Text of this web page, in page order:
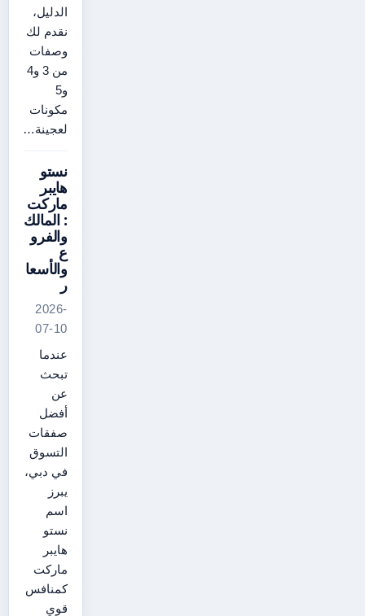
الدليل،
نقدم لك
وصفات
من 3 و4
و5
مكونات
لعجينة…
نستو
هايبر
ماركت
: المالك
والفرو
ع
والأسعا
ر
2026-
07-10
عندما
تبحث
عن
أفضل
صفقات
التسوق
في دبي،
يبرز
اسم
نستو
هايبر
ماركت
كمنافس
قوي